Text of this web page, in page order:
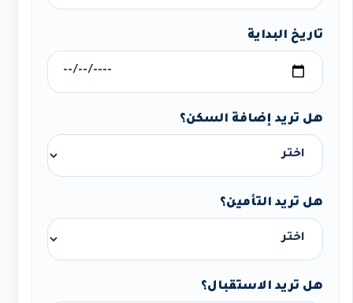
تاريخ البداية
هل تريد إضافة السكن؟
هل تريد التأمين؟
هل تريد الاستقبال؟